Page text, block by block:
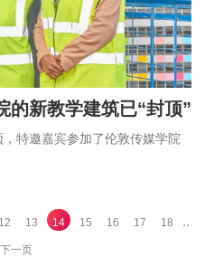
的新教学建筑已“封顶”
特邀嘉宾参加了伦敦传媒学院
12 13 14 15 16 17 18 ..
下一页